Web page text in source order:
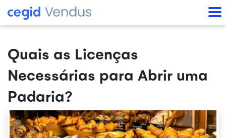
Quais as Licenças
Necessárias para Abrir uma
Padaria?